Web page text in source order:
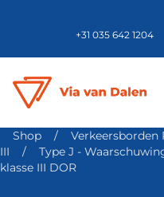
+31 035 642 1204
Shop / Verkeersborden
III
/ Type J -
klasse III DOR